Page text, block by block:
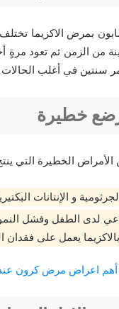
بمرض الاكزيما
من الزمن ثم تعود
سنتين في أغلب
خطيرة
الأمراض الخطيرة التي
الجرثومية و الإنتانات
لدى الطفل وفشل
بالاكزيما يعمل على
اعراض مرض كرون عند